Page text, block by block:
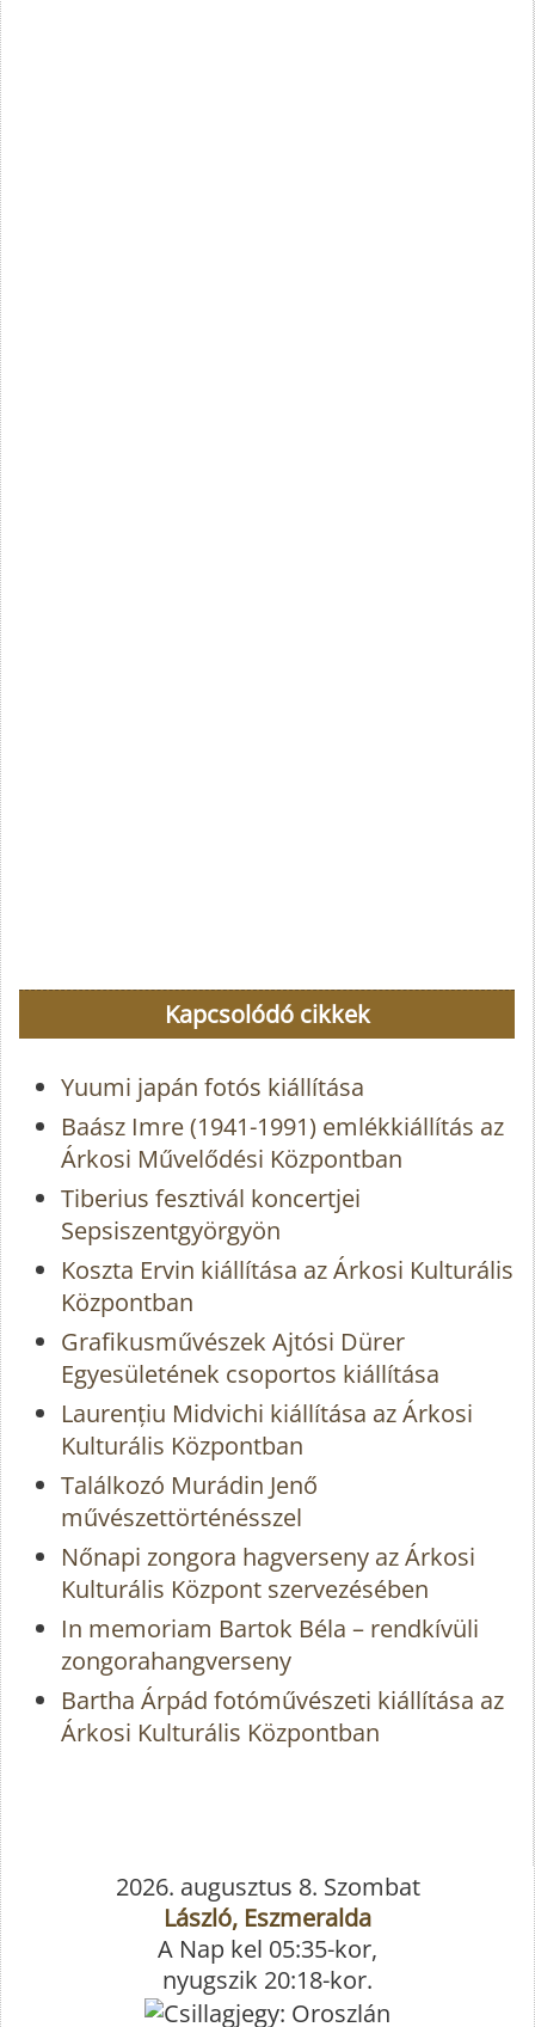
Kapcsolódó cikkek
Yuumi japán fotós kiállítása
Baász Imre (1941-1991) emlékkiállítás az
Árkosi Művelődési Központban
Tiberius fesztivál koncertjei
Sepsiszentgyörgyön
Koszta Ervin kiállítása az Árkosi Kulturális
Központban
Grafikusművészek Ajtósi Dürer
Egyesületének csoportos kiállítása
Laurențiu Midvichi kiállítása az Árkosi
Kulturális Központban
Találkozó Murádin Jenő
művészettörténésszel
Nőnapi zongora hagverseny az Árkosi
Kulturális Központ szervezésében
In memoriam Bartok Béla – rendkívüli
zongorahangverseny
Bartha Árpád fotóművészeti kiállítása az
Árkosi Kulturális Központban
2026. augusztus 8. Szombat
László, Eszmeralda
A Nap kel 05:35-kor,
nyugszik 20:18-kor.